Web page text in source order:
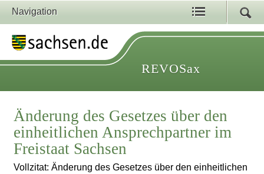
Navigation
REVOSax
Änderung des Gesetzes über den
einheitlichen Ansprechpartner im
Freistaat Sachsen
Vollzitat: Änderung des Gesetzes über den einheitlichen